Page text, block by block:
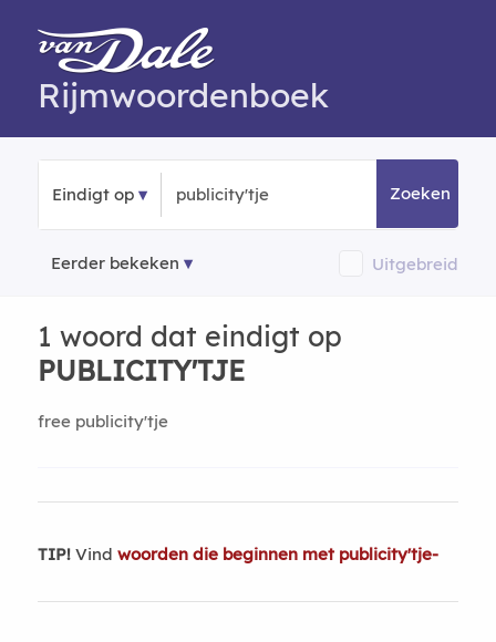
Rijmwoordenboek
Eindigt op Zoeken
Eerder bekeken Uitgebreid
1 woord dat eindigt op
PUBLICITY'TJE
free publicity'tje
TIP!Vind woorden die beginnen met publicity'tje-